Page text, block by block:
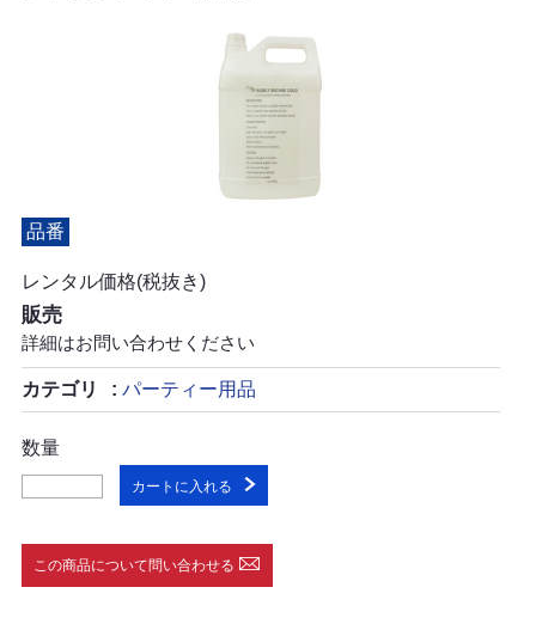
品番
レンタル価格(税抜き)
販売
詳細はお問い合わせください
カテゴリ パーティー用品
数量
カートに入れる
この商品について問い合わせる